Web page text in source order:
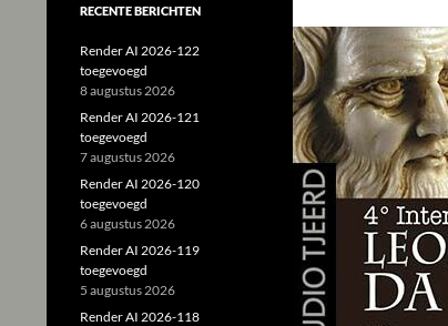
RECENTE BERICHTEN
Render AI 2026-122
toegevoegd
8 augustus 2026
Render AI 2026-121
toegevoegd
7 augustus 2026
Render AI 2026-120
toegevoegd
6 augustus 2026
Render AI 2026-119
toegevoegd
5 augustus 2026
Render AI 2026-118